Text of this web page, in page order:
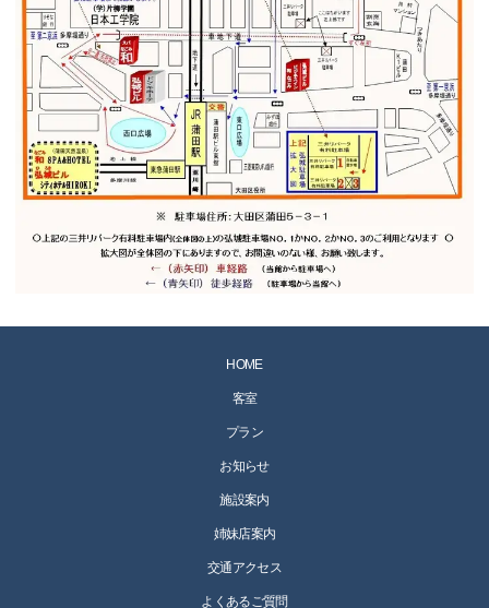
HOME
客室
プラン
お知らせ
施設案内
姉妹店案内
交通アクセス
よくあるご質問